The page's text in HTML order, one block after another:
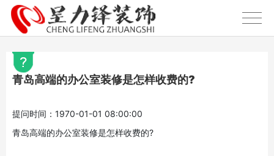
青岛高端的办公室装修是怎样收费的?
提问时间：1970-01-01 08:00:00
青岛高端的办公室装修是怎样收费的?